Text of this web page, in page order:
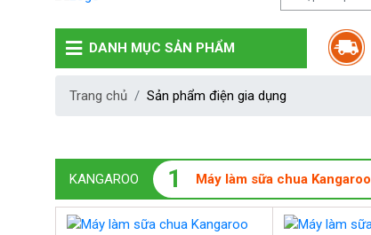
DANH MỤC SẢN PHẨM
Trang chủ Sản phẩm điện gia dụng
KANGAROO 1 Máy làm sữa chua Kangaroo